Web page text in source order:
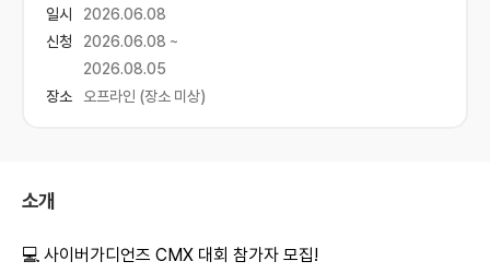
일시
2026.06.08
신청
2026.06.08 ~
2026.08.05
장소
오프라인 (장소 미상)
소개
💻 사이버가디언즈 CMX 대회 참가자 모집!